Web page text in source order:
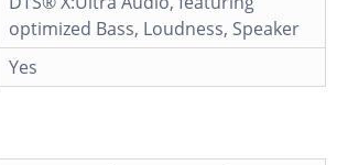
optimized Bass, Loudness, Speaker
Yes